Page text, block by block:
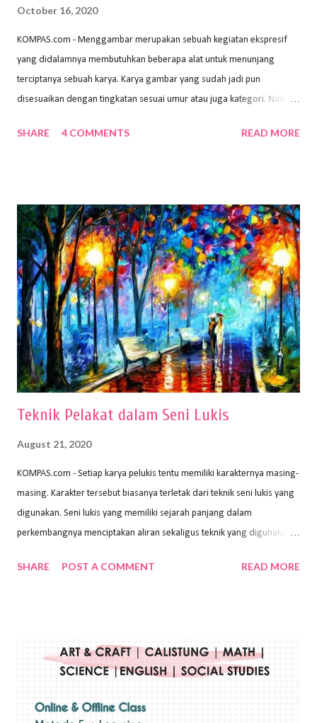
October 16, 2020
KOMPAS.com - Menggambar merupakan sebuah kegiatan ekspresif
yang didalamnya membutuhkan beberapa alat untuk menunjang
terciptanya sebuah karya. Karya gambar yang sudah jadi pun
disesuaikan dengan tingkatan sesuai umur atau juga kategori. Namun,
sehingga hasilnya bisa dilihat. Peran alat dan bahan sangat
memiliki spesifikasi berbeda sesuai jenisnya. Berikut peralatan
menggambar bentuk: 1. Kertas Gambar Kegiatan menggambar
membutuhkan kertas yang baik agar proses pembuatan gambar lebih
nyaman dan maksimal. Bahan kertas yang baik salah satu syaratnya
adalah tidak mudah sobek, mengingat menggambar merupakan
proses menggores dan menghapus. Kertas adalah bahan yang paling
ideal digunakan untuk menggambar. Dalam menggambar
menggunakan pen...
SHARE 4 COMMENTS READ MORE
Teknik Pelakat dalam Seni Lukis
August 21, 2020
KOMPAS.com - Setiap karya pelukis tentu memiliki karakternya masing-
masing. Karakter tersebut biasanya terletak dari teknik seni lukis yang
digunakan. Seni lukis yang memiliki sejarah panjang dalam
perkembangnya menciptakan aliran sekaligus teknik yang digunakan.
Wayan Kun Adnyana, teknik yang berbeda tentunya akan
menggunakan bahan dasar cat air, cat akrilik, atau cat minyak dengan
sapuan warna cat yang tebal. Dengan memberikan sapuan warna
pelukis untuk menghasilkan lukisan yang mempesona dan tentunya
SHARE POST A COMMENT READ MORE